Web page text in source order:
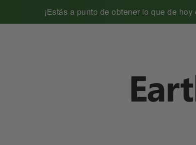
¡Estás a punto de obtener lo que de